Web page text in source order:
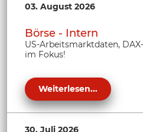
03. August 2026
Börse - Intern
US-Arbeitsmarktdaten,
im Fokus!
Weiterlesen...
30. Juli 2026